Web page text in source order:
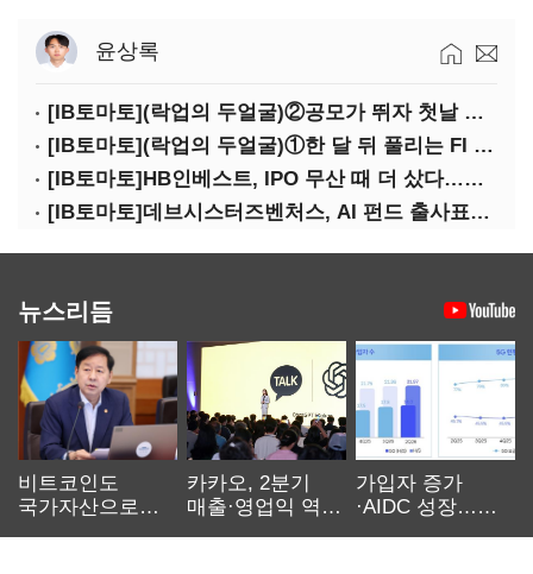
윤상록
[IB토마토](락업의 두얼굴)②공모가 뛰자 첫날 매도…FI 엑시트 전략 갈렸다
[IB토마토](락업의 두얼굴)①한 달 뒤 풀리는 FI 물량…새내기주 오버행 경계
[IB토마토]HB인베스트, IPO 무산 때 더 샀다…마키나락스 투자 2.7배 회수
[IB토마토]데브시스터즈벤처스, AI 펀드 출사표…모회사 경영난 변수
뉴스리듬
비트코인도
국가자산으로…'
카카오, 2분기
매출·영업익 역대
가입자 증가
·AIDC 성장…